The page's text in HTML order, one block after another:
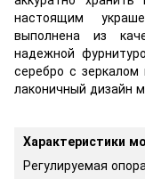
настоящим
выполнена из
надежной
серебро с
лаконичный дизайн
Характеристики
Регулируемая